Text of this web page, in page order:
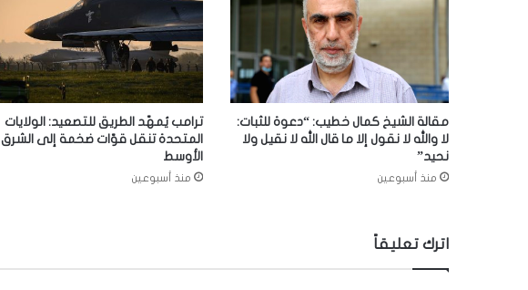
مقالة الشيخ كمال خطيب: “دعوة للثبات:
لا والله لا نقول إلا ما قال الله لا نقيل ولا
نحيد”
منذ أسبوعين
ترامب يُمهّد الطريق للتصعيد: الولايات
المتحدة تنقل قوّات ضخمة إلى الشرق
الأوسط
منذ أسبوعين
اترك تعليقاً